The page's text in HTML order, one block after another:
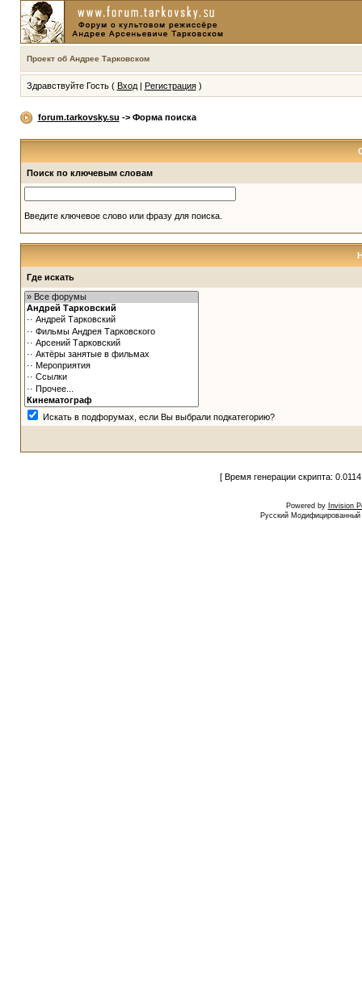
Проект об Андрее Тарковском
Здравствуйте Гость ( Вход| Регистрация)
forum.tarkovsky.su -> Форма поиска
Поиск по ключевым словам
Введите ключевое слово или фразу для поиска.
Где искать
Искать в подфорумах, если Вы выбрали подкатегорию?
[ Время генерации скрипта:
Powered by Invision
Русский